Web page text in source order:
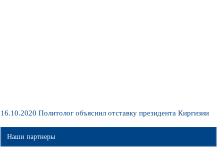
16.10.2020 Политолог объяснил отставку президента Киргизии
Наши партнеры